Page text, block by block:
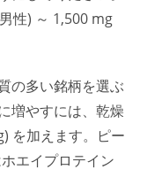
性) ～ 1,500 mg
の多い銘柄を選ぶ
増やすには、乾燥
を加えます。ピー
エイプロテイン